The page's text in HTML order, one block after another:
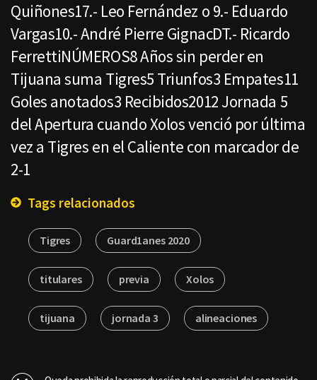
Quiñones17.- Leo Fernández o 9.- Eduardo
Vargas10.- André Pierre GignacDT.- Ricardo
FerrettiNÚMEROS8 Años sin perder en
Tijuana suma Tigres5 Triunfos3 Empates11
Goles anotados3 Recibidos2012 Jornada 5
del Apertura cuando Xolos venció por última
vez a Tigres en el Caliente con marcador de
2-1
Tags relacionados
Tigres Guard1anes 2020
titulares previa Xolos
tijuana jornada 3 alineaciones